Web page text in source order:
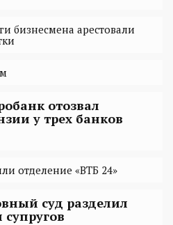
бизнесмена арестовали
отозвал
у трех банков
отделение «ВТБ 24»
суд разделил
супругов